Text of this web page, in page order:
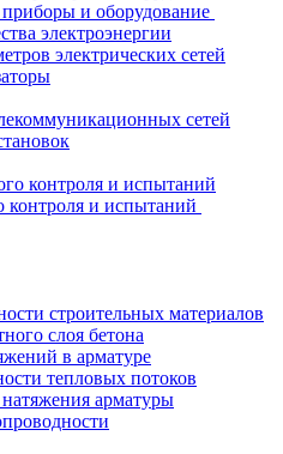
и оборудование
электроэнергии
электрических сетей
сетей
контроля и испытаний
строительных материалов
слоя бетона
в арматуре
тепловых потоков
арматуры